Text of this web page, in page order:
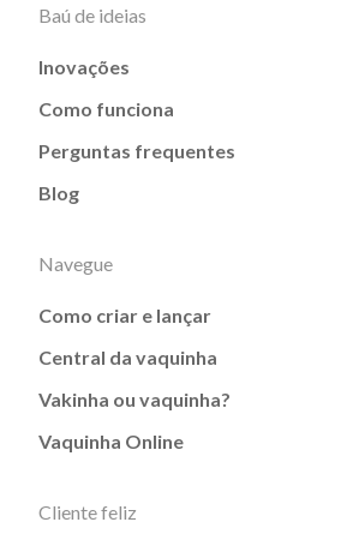
Baú de ideias
Inovações
Como funciona
Perguntas frequentes
Blog
Navegue
Como criar e lançar
Central da vaquinha
Vakinha ou vaquinha?
Vaquinha Online
Cliente feliz